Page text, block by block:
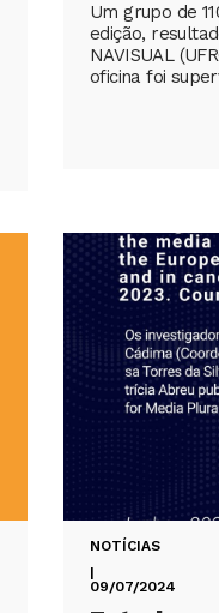
Um grupo de
edição,
NAVISUAL
oficina foi
NOTÍCIAS
|
09/07/2024